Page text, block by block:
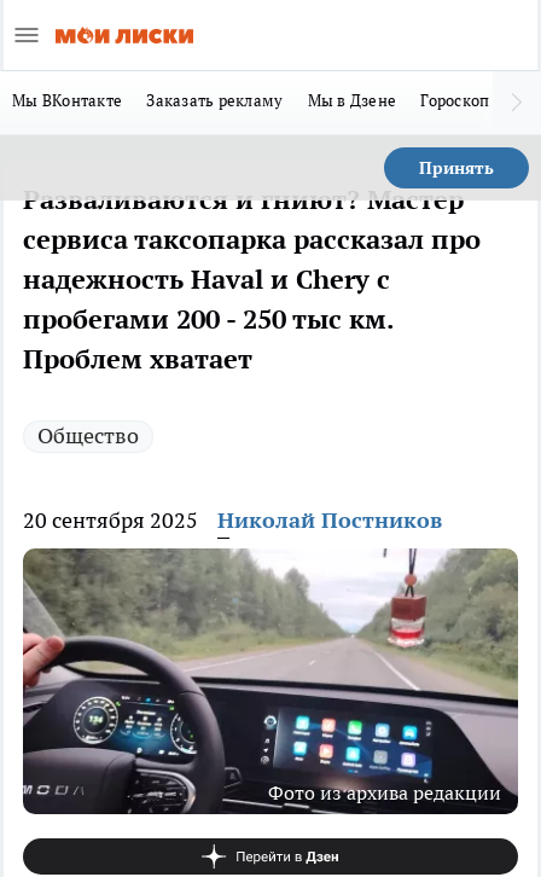
Мы ВКонтакте Заказать рекламу Мы в Дзене Гороскоп
Принять
Разваливаются и гниют? Мастер
сервиса таксопарка рассказал про
надежность Haval и Chery с
пробегами 200 - 250 тыс км.
Проблем хватает
Общество
20 сентября 2025 Николай Постников
Фото из архива редакции